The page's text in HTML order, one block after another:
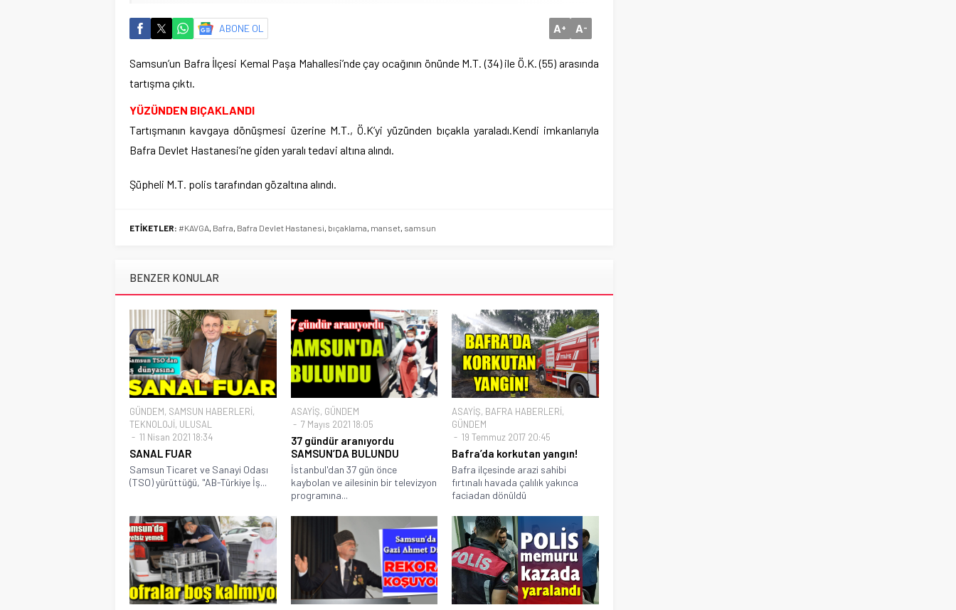
ABONE OL A+ A-
Samsun’un Bafra İlçesi Kemal Paşa Mahallesi’nde çay ocağının önünde M.T. (34) ile Ö.K. (55) arasında
tartışma çıktı.
YÜZÜNDEN BIÇAKLANDI
Tartışmanın kavgaya dönüşmesi üzerine M.T., Ö.K’yi yüzünden bıçakla yaraladı.Kendi imkanlarıyla
Bafra Devlet Hastanesi’ne giden yaralı tedavi altına alındı.
Şüpheli M.T. polis tarafından gözaltına alındı.
ETİKETLER: #KAVGA, Bafra, Bafra Devlet Hastanesi, bıçaklama, manset, samsun
BENZER KONULAR
GÜNDEM, SAMSUN HABERLERİ,
TEKNOLOJİ, ULUSAL
11 Nisan 2021 18:34
SANAL FUAR
Samsun Ticaret ve Sanayi Odası
(TSO) yürüttüğü, "AB-Türkiye İş...
ASAYİŞ, GÜNDEM
7 Mayıs 2021 18:05
37 gündür aranıyordu
SAMSUN’DA BULUNDU
İstanbul'dan 37 gün önce
kaybolan ve ailesinin bir televizyon
programına...
ASAYİŞ, BAFRA HABERLERİ,
GÜNDEM
19 Temmuz 2017 20:45
Bafra’da korkutan yangın!
Bafra ilçesinde arazi sahibi
fırtınalı havada çalılık yakınca
faciadan dönüldü